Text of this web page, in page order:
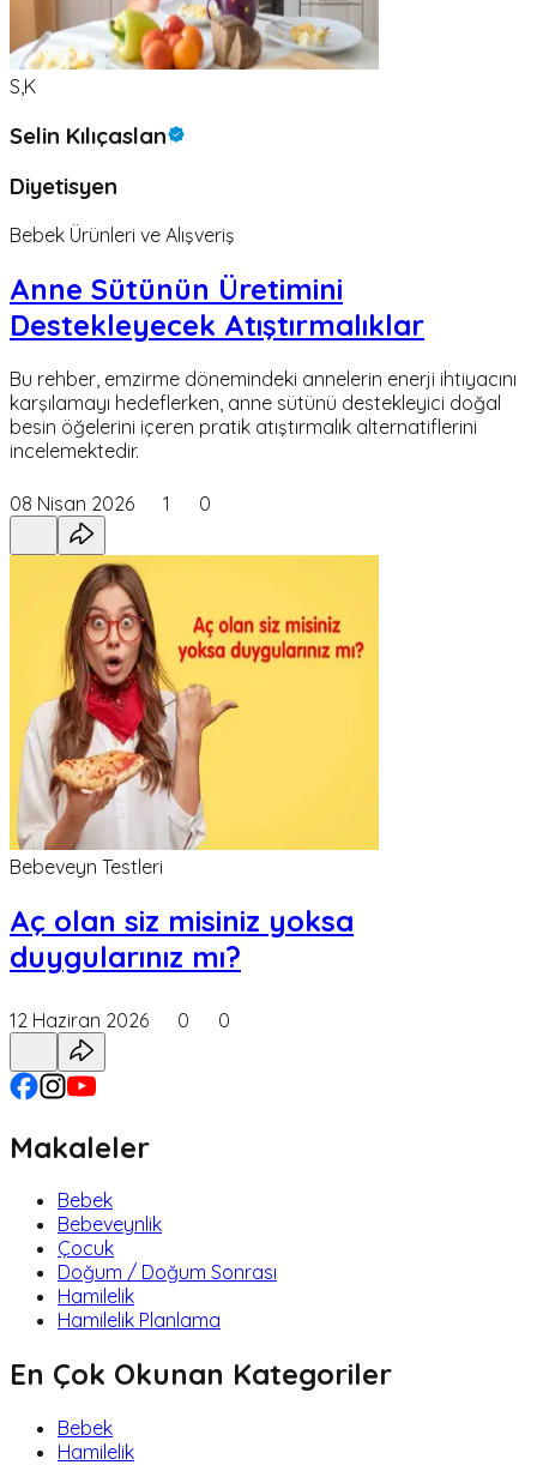
S,K
Selin Kılıçaslan
Diyetisyen
Bebek Ürünleri ve Alışveriş
Anne Sütünün Üretimini
Destekleyecek Atıştırmalıklar
Bu rehber, emzirme dönemindeki annelerin enerji ihtiyacını
karşılamayı hedeflerken, anne sütünü destekleyici doğal
besin öğelerini içeren pratik atıştırmalık alternatiflerini
incelemektedir.
08 Nisan 2026 1 0
Bebeveyn Testleri
Aç olan siz misiniz yoksa
duygularınız mı?
12 Haziran 2026 0 0
Makaleler
Bebek
Bebeveynlik
Çocuk
Doğum / Doğum Sonrası
Hamilelik
Hamilelik Planlama
En Çok Okunan Kategoriler
Bebek
Hamilelik